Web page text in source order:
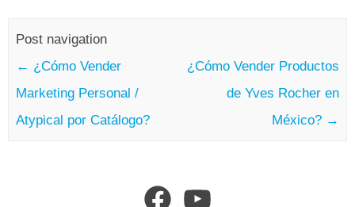
Post navigation
← ¿Cómo Vender
Marketing Personal /
Atypical por Catálogo?
¿Cómo Vender Productos
de Yves Rocher en
México? →
FacebookYouTube